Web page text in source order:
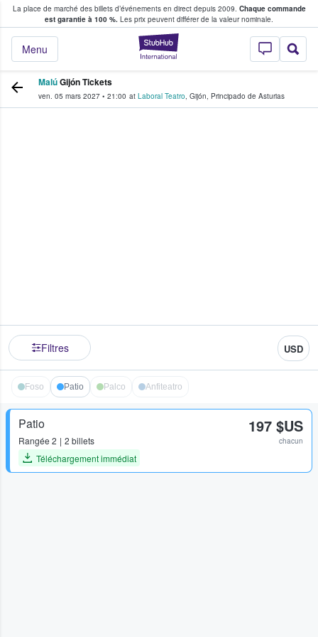
La place de marché des billets d’événements en direct depuis 2009. Chaque commande
est garantie à 100 %. Les prix peuvent différer de la valeur nominale.
StubHub - Où
Menu
fans achètent et vendent des billets
MalúGijón Tickets
ven. 05 mars 2027 • 21:00 at Laboral Teatro, Gijón, Principado de Asturias
Filtres USD
Foso Patio Palco Anfiteatro
Patio
Rangée 2
2 billets
Téléchargement immédiat
197 $US
chacun